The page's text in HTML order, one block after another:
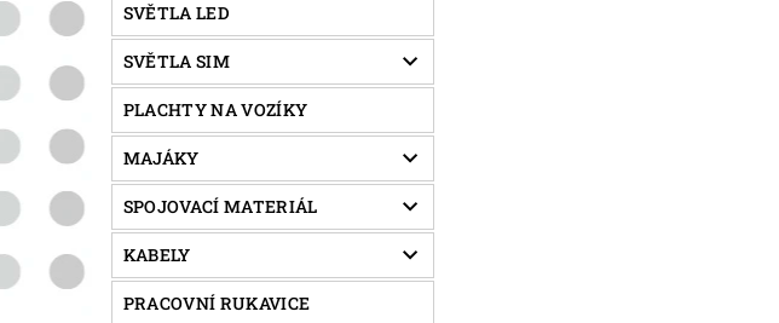
SVĚTLA LED
SVĚTLA SIM
PLACHTY NA VOZÍKY
MAJÁKY
SPOJOVACÍ MATERIÁL
KABELY
PRACOVNÍ RUKAVICE